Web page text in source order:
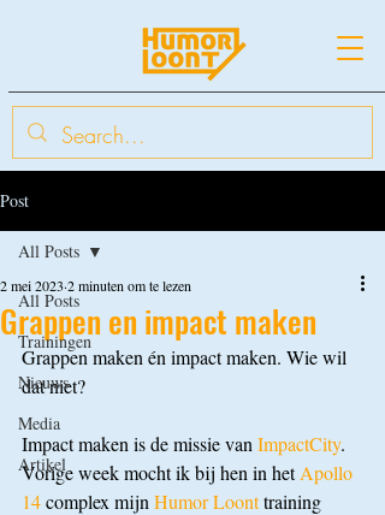
Post
All Posts
Trainingen
Nieuws
Media
Artikel
All Posts
Grappen en impact maken
2 mei 2023 2 minuten om te lezen
Grappen maken én impact maken. Wie wil
dat niet?
Impact maken is de missie van ImpactCity.
Vorige week mocht ik bij hen in het Apollo
14 complex mijn Humor Loont training